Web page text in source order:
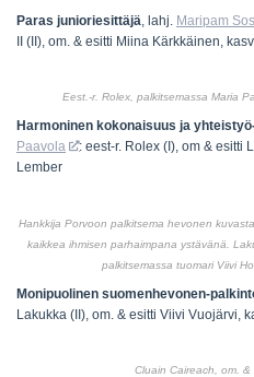
Paras junioriesittäjä, lahj. Maripam
II (II), om. & esitti Miina Kärkkäinen,
Eest.-r. Rolex, palkitsemassa Maria
Harmoninen kokonaisuus ja
Paavola
: eest-r. Rolex (I), om & esitti
Lember
Hankkija Porvoon palkitsema hevonen
kaikkea ihmisen parhaimpana ystävänä.
palkitsemassa tuomari Viivi
Monipuolinen suomenhevonen-
Lakukka (II), om. & esitti Viivi Vuojärvi,
Cluain Caireach, om. &